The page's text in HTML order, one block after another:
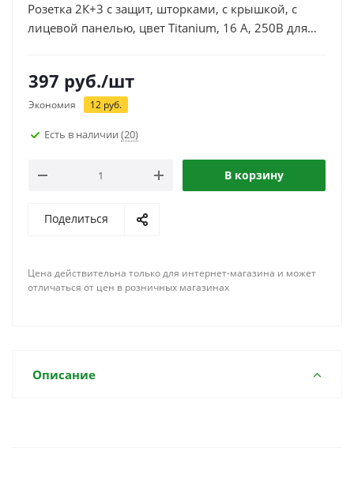
Розетка 2К+3 с защит, шторками, с крышкой, с
лицевой панелью, цвет Titanium, 16 А, 250В для
397 руб./шт
Экономия 12 руб.
Есть в наличии (20)
В корзину
Поделиться
Цена действительна только для интернет-магазина и может
отличаться от цен в розничных магазинах
Описание